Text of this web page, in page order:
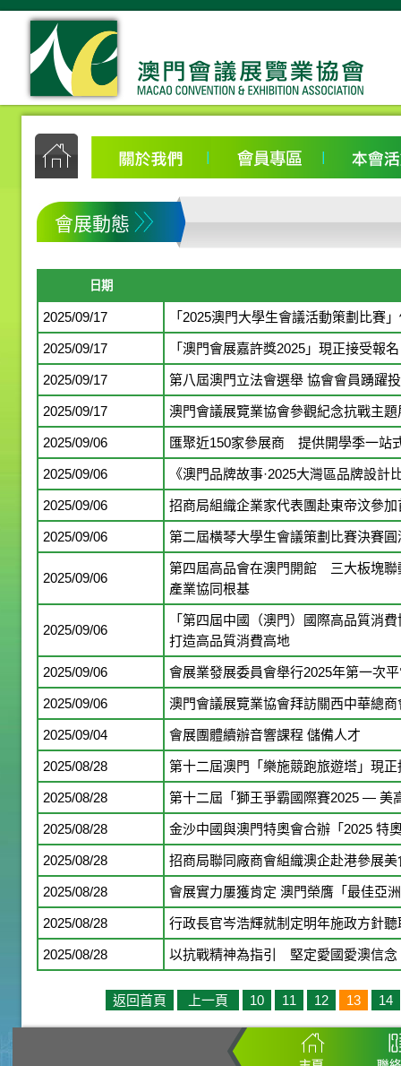
會展動態
日期
2025/09/17 「2025澳門大學生會議活動策劃比賽
2025/09/17 「澳門會展嘉許獎2025」現正接受
2025/09/17 第八屆澳門立法會選舉 協會會員踴躍
2025/09/17 澳門會議展覽業協會參觀紀念抗戰主題
2025/09/06 匯聚近150家參展商 提供開學季一站
2025/09/06 《澳門品牌故事·2025大灣區品牌設
2025/09/06 招商局組織企業家代表團赴東帝汶參
2025/09/06 第二屆橫琴大學生會議策劃比賽決賽圓
2025/09/06
第四屆高品會在澳門開館 三大板塊
產業協同根基
2025/09/06
「第四屆中國（澳門）國際高品質消
打造高品質消費高地
2025/09/06 會展業發展委員會舉行2025年第一次
2025/09/06 澳門會議展覽業協會拜訪關西中華總
2025/09/04 會展團體續辦音響課程 儲備人才
2025/08/28 第十二屆澳門「樂施競跑旅遊塔」現正
2025/08/28 第十二屆「獅王爭霸國際賽2025 — 美
2025/08/28 金沙中國與澳門特奧會合辦「2025 特
2025/08/28 招商局聯同廠商會組織澳企赴港參展
2025/08/28 會展實力屢獲肯定 澳門榮膺「最佳亞
2025/08/28 行政長官岑浩輝就制定明年施政方針
2025/08/28 以抗戰精神為指引 堅定愛國愛澳信念
返回首頁 上一頁 10 11 12 13 14